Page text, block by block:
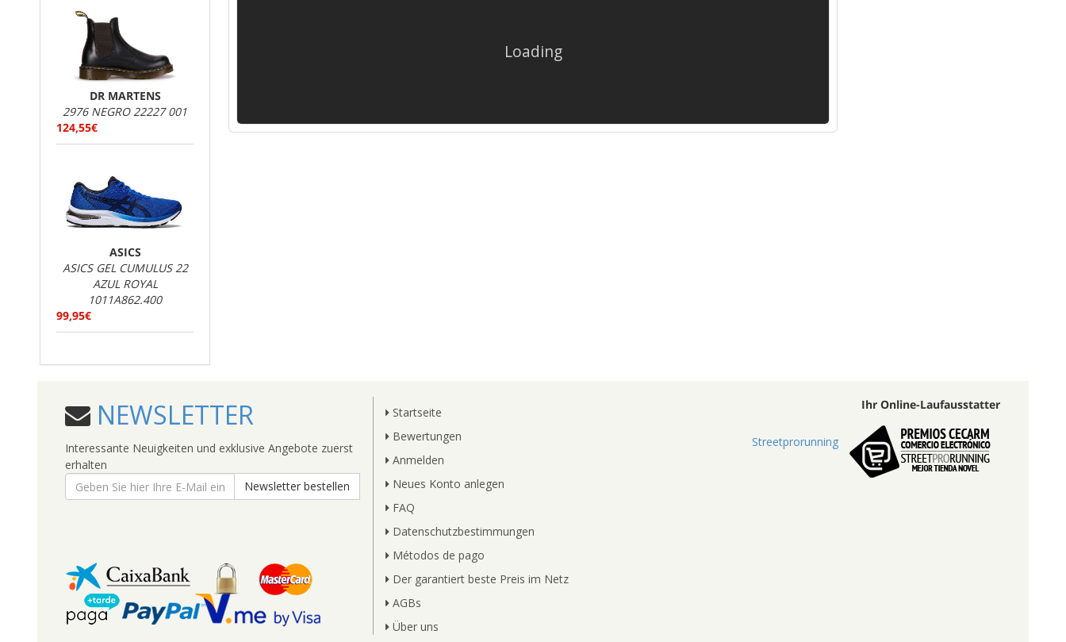
Loading
DR MARTENS
2976 NEGRO 22227 001
124,55€
ASICS
ASICS GEL CUMULUS 22
AZUL ROYAL
1011A862.400
99,95€
NEWSLETTER
Interessante Neuigkeiten und exklusive Angebote zuerst
erhalten
Newsletter bestellen
Startseite
Bewertungen
Anmelden
Neues Konto anlegen
FAQ
Datenschutzbestimmungen
Métodos de pago
Der garantiert beste Preis im Netz
AGBs
Über uns
Ihr Online-Laufausstatter
Streetprorunning